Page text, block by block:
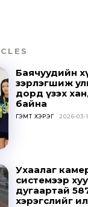
Баячуудийн
зэрлэгшиж
дорд үзэх
байна
ГЭМТ ХЭРЭГ 2026-03-
Ухаалаг
системээр
дугаартай
хэрэгслийг